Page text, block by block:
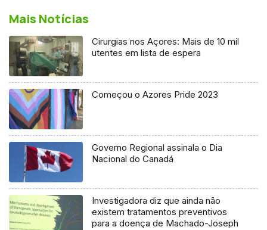
Mais Notícias
Cirurgias nos Açores: Mais de 10 mil
utentes em lista de espera
Começou o Azores Pride 2023
Governo Regional assinala o Dia
Nacional do Canadá
Investigadora diz que ainda não
existem tratamentos preventivos
para a doença de Machado-Joseph